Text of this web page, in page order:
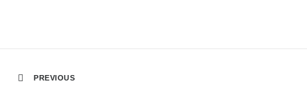
PREVIOUS